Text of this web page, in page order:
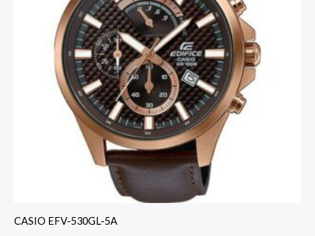
CASIO EFV-530GL-5A